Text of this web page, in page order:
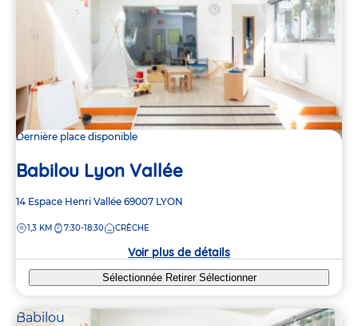
Dernière place disponible
Babilou Lyon Vallée
Adresse
la
14 Espace Henri Vallée 69007 LYON
DISTANCE
1,3 KM 7:30-18:30 CRÈCHE
Voir plus de détails
Sélectionnée Retirer Sélectionner
Babilou